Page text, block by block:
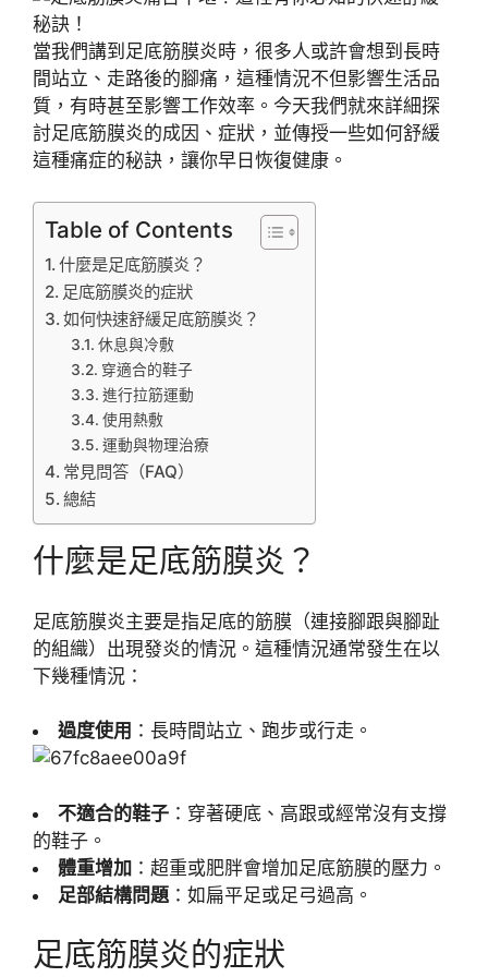
當我們講到足底筋膜炎時，很多人或許會想到長時
間站立、走路後的腳痛，這種情況不但影響生活品
質，有時甚至影響工作效率。今天我們就來詳細探
討足底筋膜炎的成因、症狀，並傳授一些如何舒緩
這種痛症的秘訣，讓你早日恢復健康。
Table of Contents
什麼是足底筋膜炎？
足底筋膜炎的症狀
如何快速舒緩足底筋膜炎？
休息與冷敷
穿適合的鞋子
進行拉筋運動
使用熱敷
運動與物理治療
常見問答（FAQ）
總結
什麼是足底筋膜炎？
足底筋膜炎主要是指足底的筋膜（連接腳跟與腳趾
的組織）出現發炎的情況。這種情況通常發生在以
下幾種情況：
過度使用 ：長時間站立、跑步或行走。
不適合的鞋子 ：穿著硬底、高跟或經常沒有支撐
的鞋子。
體重增加 ：超重或肥胖會增加足底筋膜的壓力。
足部結構問題 ：如扁平足或足弓過高。
足底筋膜炎的症狀